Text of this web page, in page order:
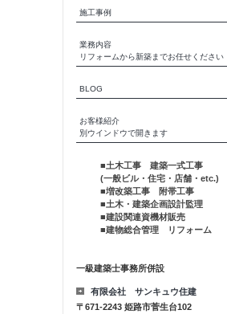
施工事例
業務内容
リフォームから新築までお任せください
BLOG
お客様紹介
別ウインドウで開きます
■土木工事 建築一式工事
(一般ビル・住宅・店舗・etc.)
■増改築工事 附帯工事
■土木・建築企画設計監理
■建設関連資機材販売
■建物総合管理 リフォーム
一級建築士事務所併設
有限会社 サンキュウ住建
〒671-2243 姫路市菅生台102